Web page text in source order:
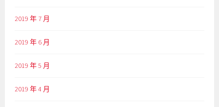
2019 年 7 月
2019 年 6 月
2019 年 5 月
2019 年 4 月